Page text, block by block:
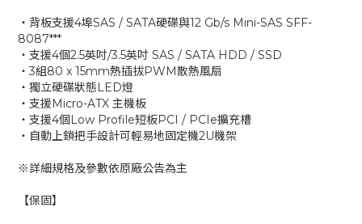
‧背板支援4埠SAS / SATA硬碟與12 Gb/s Mini-SAS SFF-
8087***
‧支援4個2.5英吋/3.5英吋 SAS / SATA HDD / SSD
‧3組80 x 15mm熱插拔PWM散熱風扇
‧獨立硬碟狀態LED燈
‧支援Micro-ATX 主機板
‧支援4個Low Profile短板PCI / PCIe擴充槽
‧自動上鎖把手設計可輕易地固定機2U機架
※詳細規格及參數依原廠公告為主
【保固】